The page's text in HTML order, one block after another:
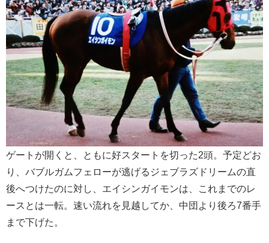
ゲートが開くと、ともに好スタートを切った2頭。予定どお
り、バブルガムフェローが逃げるジェブラズドリームの直
後へつけたのに対し、エイシンガイモンは、これまでのレ
ースとは一転。速い流れを見越してか、中団より後ろ7番手
まで下げた。